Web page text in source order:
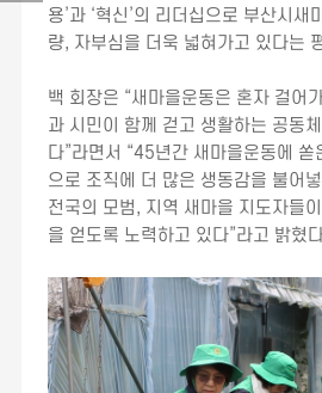
용’과 ‘혁신’의 리더십으로 부산시새
량, 자부심을 더욱 넓혀가고 있다는
백 회장은 “새마을운동은 혼자 걸어
과 시민이 함께 걷고 생활하는 공동
다”라면서 “45년간 새마을운동에
으로 조직에 더 많은 생동감을 불어
전국의 모범, 지역 새마을 지도자들
을 얻도록 노력하고 있다”라고 밝혔